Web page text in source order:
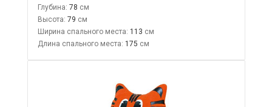
Глубина: 78
Высота: 79
Ширина спального места: 113
Длина спального места: 175